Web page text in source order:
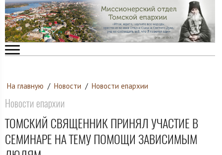
На главную / Новости / Новости епархии
Новости епархии
ТОМСКИЙ СВЯЩЕННИК ПРИНЯЛ УЧАСТИЕ В
СЕМИНАРЕ НА ТЕМУ ПОМОЩИ ЗАВИСИМЫМ